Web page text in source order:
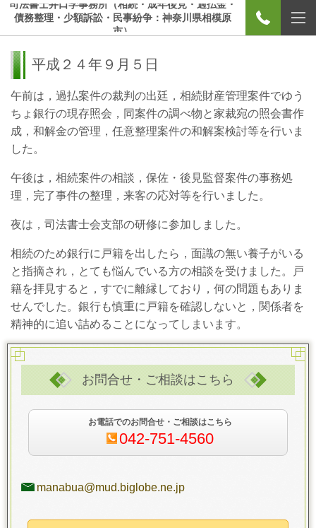
司法書士井口学事務所（相続・成年後見・過払金・
債務整理・少額訴訟・民事紛争：神奈川県相模原
市）
平成２４年９月５日
午前は，過払案件の裁判の出廷，相続財産管理案件でゆう
ちょ銀行の現存照会，同案件の調べ物と家裁宛の照会書作
成，和解金の管理，任意整理案件の和解案検討等を行いま
した。
午後は，相続案件の相談，保佐・後見監督案件の事務処
理，完了事件の整理，来客の応対等を行いました。
夜は，司法書士会支部の研修に参加しました。
相続のため銀行に戸籍を出したら，面識の無い養子がいる
と指摘され，とても悩んでいる方の相談を受けました。戸
籍を拝見すると，すでに離縁しており，何の問題もありま
せんでした。銀行も慎重に戸籍を確認しないと，関係者を
精神的に追い詰めることになってしまいます。
お問合せ・ご相談はこちら
お電話でのお問合せ・ご相談はこちら
042-751-4560
manabua@mud.biglobe.ne.jp